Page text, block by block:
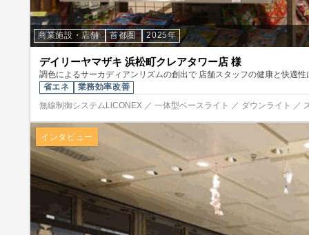
商業施設・店舗 首都圏 2025年
デイリーヤマザキ 浜松町クレアタワー店 様
調色によるサーカディアンリズムの創出で 店舗スタッフの健康と快適
省エネ
業務効率改善
無線制御システムLiCONEX ／ 一体型ベースライト ／ ダウンライト ／
インタビュー